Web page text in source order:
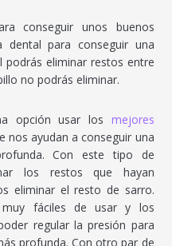
conseguir unos buenos
para conseguir una
podrás eliminar restos entre
no podrás eliminar.
opción usar los mejores
nos ayudan a conseguir una
Con este tipo de
los restos que hayan
eliminar el resto de sarro.
muy fáciles de usar y los
regular la presión para
profunda. Con otro par de